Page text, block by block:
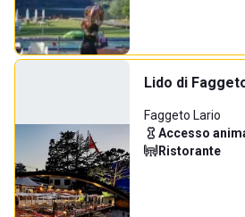
Lido di
Faggeto Lario
Accesso
Ristorante